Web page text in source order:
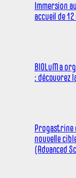
Immersion
accueil de
BIOLuM a
: découvrez
Progastrine
nouvelle
(Advanced